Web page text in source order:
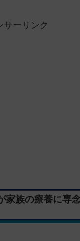
サーリンク
家族の療養に専